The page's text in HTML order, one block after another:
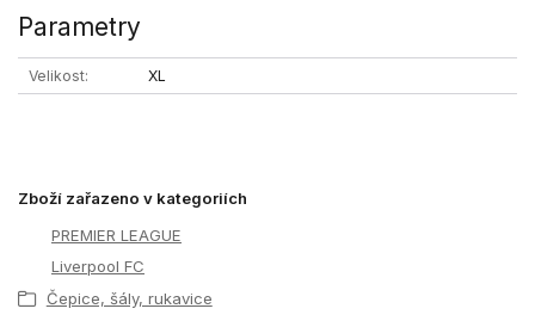
Parametry
Velikost XL
Zboží zařazeno v kategoriích
PREMIER LEAGUE
Liverpool FC
Čepice, šály, rukavice